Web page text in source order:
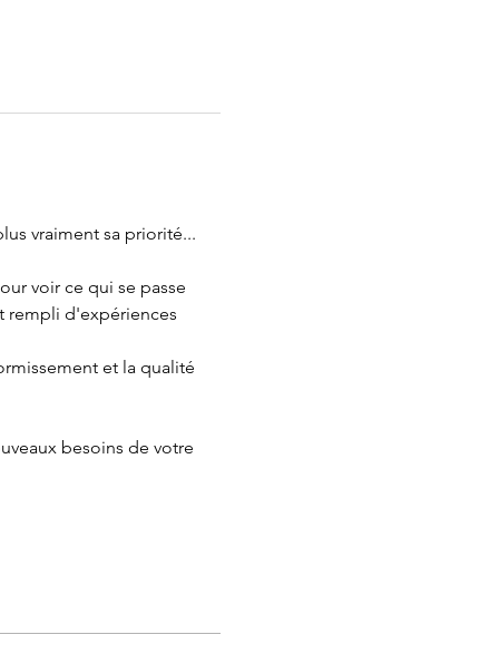
vraiment sa priorité...
voir ce qui se passe
rempli d'expériences
et la qualité
besoins de votre